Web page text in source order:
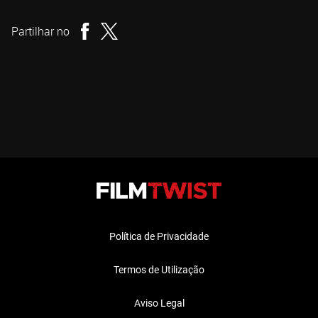
Partilhar no
Política de Privacidade
Termos de Utilização
Aviso Legal